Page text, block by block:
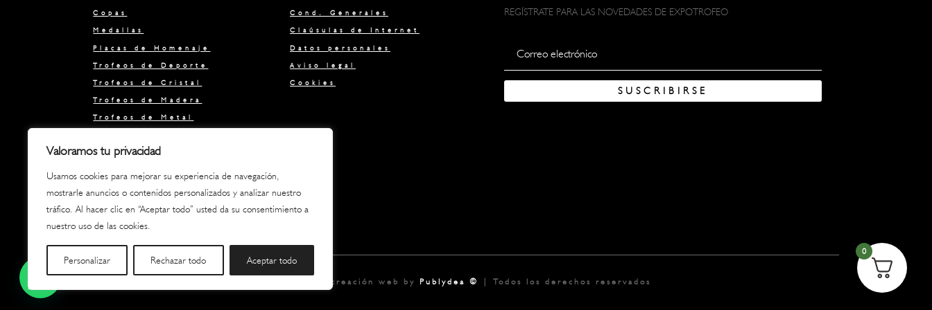
Valoramos tu privacidad
Usamos cookies para mejorar su experiencia de navegación,
mostrarle anuncios o contenidos personalizados y analizar nuestro
tráfico. Al hacer clic en “Aceptar todo” usted da su consentimiento a
nuestro uso de las cookies.
Personalizar Rechazar todo Aceptar todo
Copas
Medallas
Placas de Homenaje
Trofeos de Deporte
Trofeos de Cristal
Trofeos de Madera
Trofeos de Metal
Ofertas Liquidación
Cond. Generales
Claúsulas de Internet
Datos personales
Aviso legal
Cookies
REGÍSTRATE PARA LAS NOVEDADES DE EXPOTROFEO
SUSCRIBIRSE
Diseño y creación web by Publydea © | Todos los derechos reservados
0